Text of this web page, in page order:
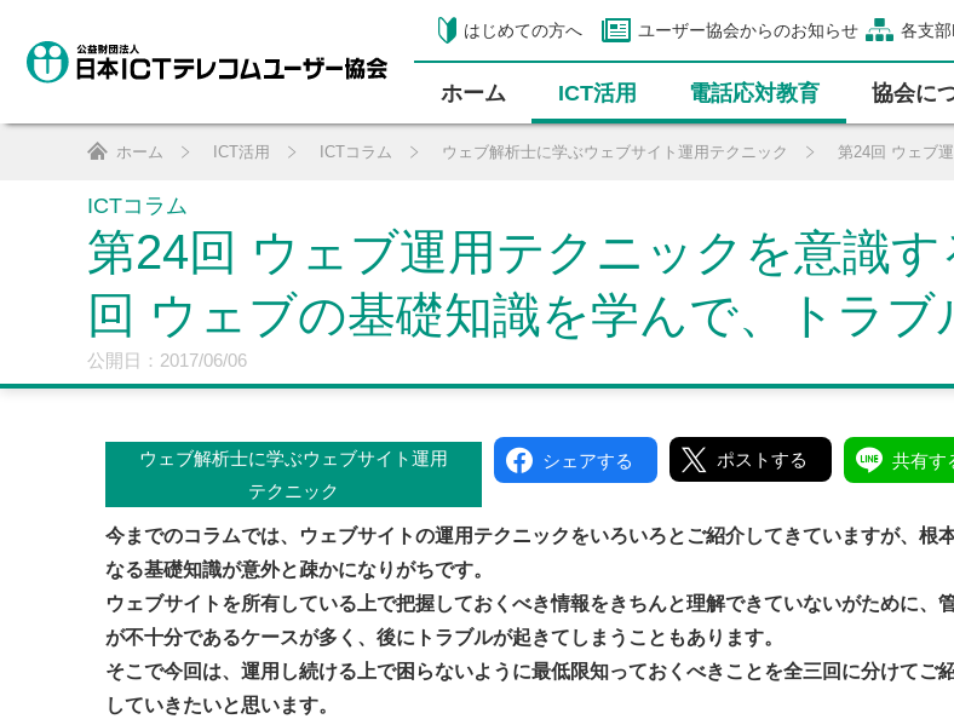
はじめての方へ ユーザー協会からのお知らせ 各支
ホーム ICT活⽤ 電話応対教育 協会に
ホーム ICT活用 ICTコラム ウェブ解析士に学ぶウェブサイト運用テクニック 第24回 ウェブ
ICTコラム
第24回 ウェブ運用テクニックを意識
回 ウェブの基礎知識を学んで、トラブ
公開日：2017/06/06
ウェブ解析士に学ぶウェブサイト運用
テクニック
シェアする ポストする 共有す
今までのコラムでは、ウェブサイトの運用テクニックをいろいろとご紹介してきていますが、根
なる基礎知識が意外と疎かになりがちです。
ウェブサイトを所有している上で把握しておくべき情報をきちんと理解できていないがために、
が不十分であるケースが多く、後にトラブルが起きてしまうこともあります。
そこで今回は、運用し続ける上で困らないように最低限知っておくべきことを全三回に分けてご
していきたいと思います。